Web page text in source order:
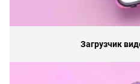
Загрузчик